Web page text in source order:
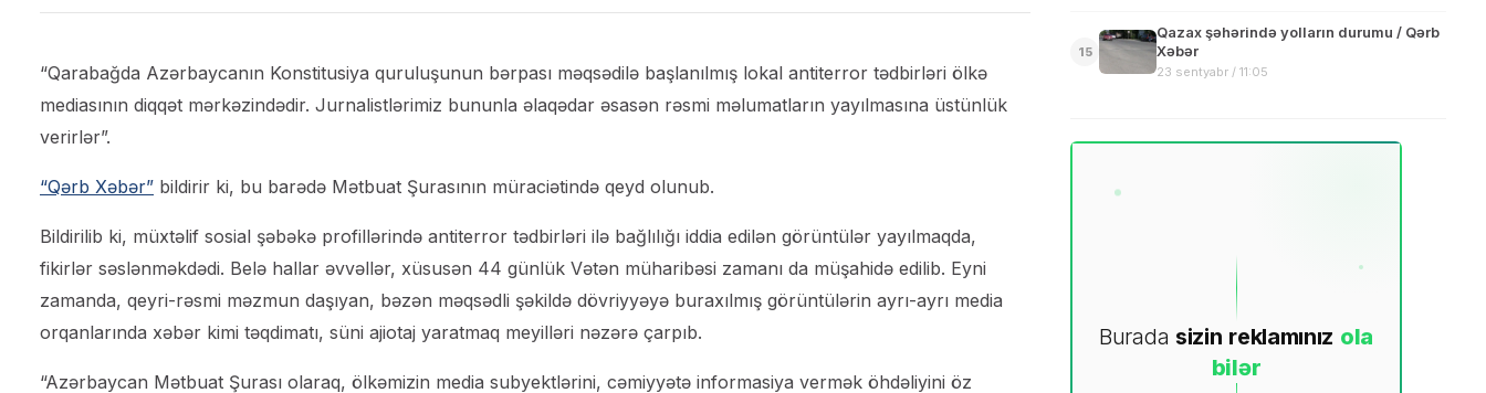
“Qarabağda Azərbaycanın Konstitusiya quruluşunun bərpası məqsədilə başlanılmış lokal antiterror tədbirləri ölkə
mediasının diqqət mərkəzindədir. Jurnalistlərimiz bununla əlaqədar əsasən rəsmi məlumatların yayılmasına üstünlük
verirlər”.
“Qərb Xəbər” bildirir ki, bu barədə Mətbuat Şurasının müraciətində qeyd olunub.
Bildirilib ki, müxtəlif sosial şəbəkə profillərində antiterror tədbirləri ilə bağlılığı iddia edilən görüntülər yayılmaqda,
fikirlər səslənməkdədi. Belə hallar əvvəllər, xüsusən 44 günlük Vətən müharibəsi zamanı da müşahidə edilib. Eyni
zamanda, qeyri-rəsmi məzmun daşıyan, bəzən məqsədli şəkildə dövriyyəyə buraxılmış görüntülərin ayrı-ayrı media
orqanlarında xəbər kimi təqdimatı, süni ajiotaj yaratmaq meyilləri nəzərə çarpıb.
“Azərbaycan Mətbuat Şurası olaraq, ölkəmizin media subyektlərini, cəmiyyətə informasiya vermək öhdəliyini öz
15
Qazax şəhərində yolların durumu / Qərb
Xəbər
23 sentyabr / 11:05
Burada sizin reklamınız ola
bilər